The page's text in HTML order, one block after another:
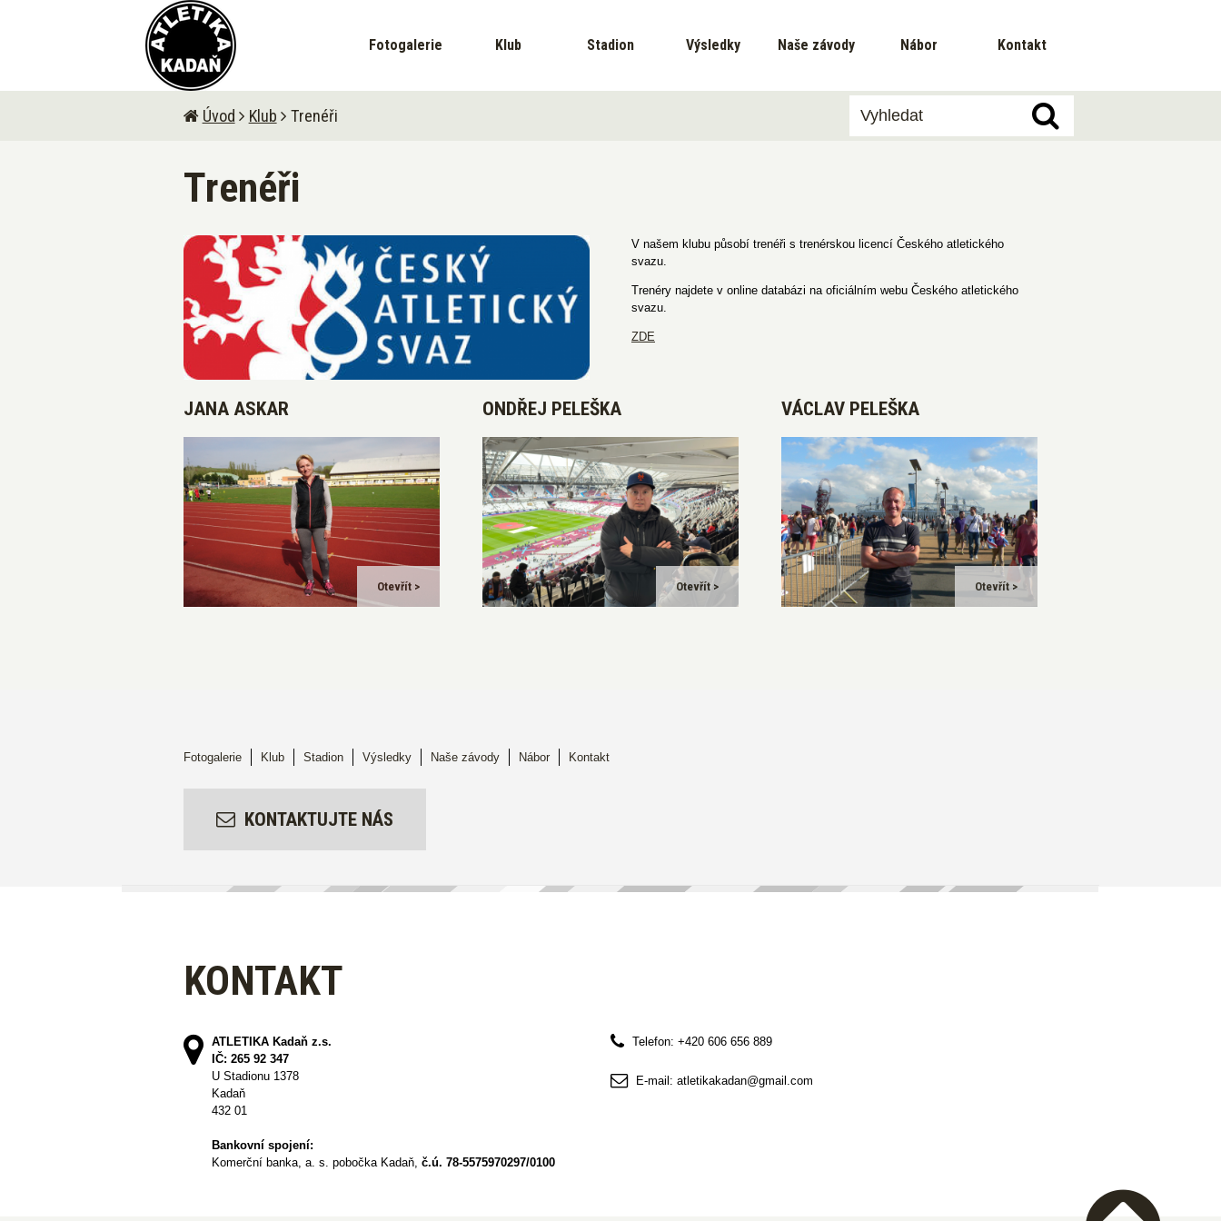
Fotogalerie Klub Stadion Výsledky Naše závody Nábor Kontakt
Úvod Klub Trenéři
Trenéři
V našem klubu působí trenéři s trenérskou licencí Českého atletického
svazu.
Trenéry najdete v online databázi na oficiálním webu Českého atletického
svazu.
ZDE
JANA ASKAR
Otevřít >
ONDŘEJ PELEŠKA
Otevřít >
VÁCLAV PELEŠKA
Otevřít >
Fotogalerie Klub Stadion Výsledky Naše závody Nábor Kontakt
KONTAKTUJTE NÁS
KONTAKT
ATLETIKA Kadaň z.s.
IČ: 265 92 347
U Stadionu 1378
Kadaň
432 01
Bankovní spojení:
Komerční banka, a. s. pobočka Kadaň, č.ú. 78-5575970297/0100
Telefon: +420 606 656 889
E-mail: atletikakadan@gmail.com